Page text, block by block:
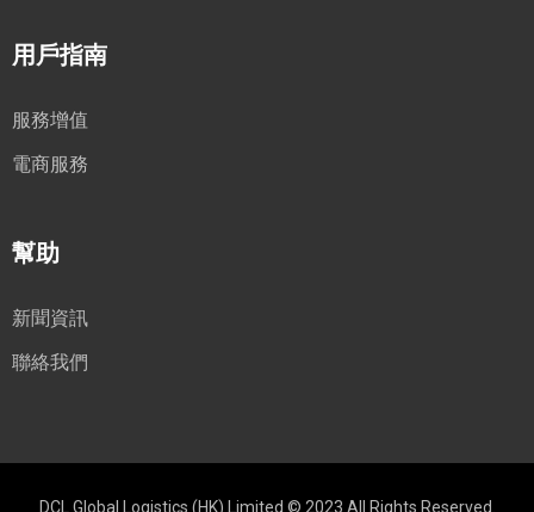
用戶指南
服務增值
電商服務
幫助
新聞資訊
聯絡我們
DCL Global Logistics (HK) Limited © 2023 All Rights Reserved.